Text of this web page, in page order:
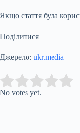
Якщо стаття була
Поділитися
Джерело: ukr.media
Rate this item:
No votes yet.